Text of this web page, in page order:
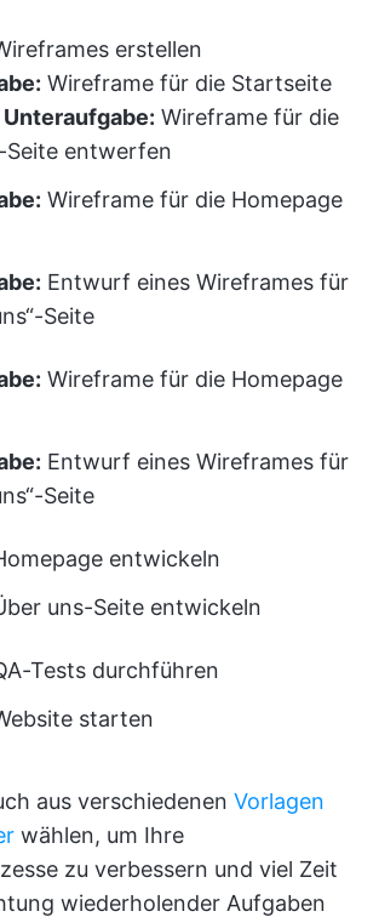
erstellen
Wireframe für die Startseite
Unteraufgabe: Wireframe für die
Seite entwerfen
Wireframe für die Homepage
Entwurf eines Wireframes für
Seite
Wireframe für die Homepage
Entwurf eines Wireframes für
Seite
entwickeln
uns-Seite entwickeln
Tests durchführen
starten
aus verschiedenen Vorlagen
wählen, um Ihre
zu verbessern und viel Zeit
wiederholender Aufgaben